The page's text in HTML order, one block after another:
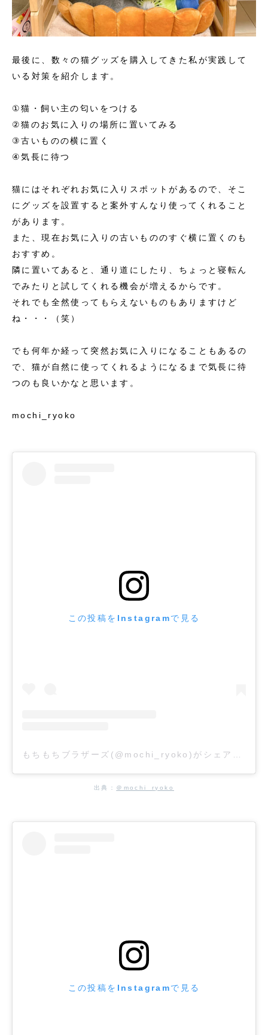
最後に、数々の猫グッズを購入してきた私が実践して
いる対策を紹介します。
①猫・飼い主の匂いをつける
②猫のお気に入りの場所に置いてみる
③古いものの横に置く
④気長に待つ
猫にはそれぞれお気に入りスポットがあるので、そこ
にグッズを設置すると案外すんなり使ってくれること
があります。
また、現在お気に入りの古いもののすぐ横に置くのも
おすすめ。
隣に置いてあると、通り道にしたり、ちょっと寝転ん
でみたりと試してくれる機会が増えるからです。
それでも全然使ってもらえないものもありますけど
ね・・・（笑）
でも何年か経って突然お気に入りになることもあるの
で、猫が自然に使ってくれるようになるまで気長に待
つのも良いかなと思います。
mochi_ryoko
この投稿をInstagramで見る
出典： ＠mochi_ryoko
この投稿をInstagramで見る